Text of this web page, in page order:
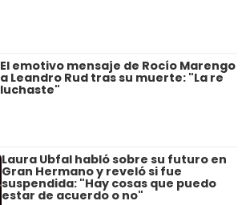
El emotivo mensaje de Rocío Marengo
a Leandro Rud tras su muerte: "La re
luchaste"
Laura Ubfal habló sobre su futuro en
Gran Hermano y reveló si fue
suspendida: "Hay cosas que puedo
estar de acuerdo o no"